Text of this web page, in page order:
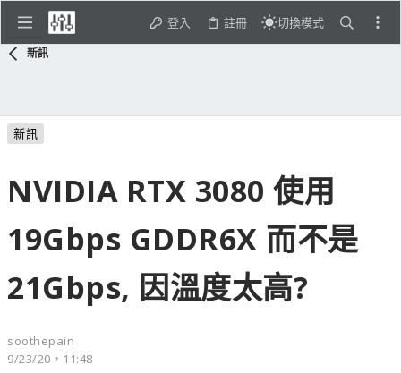
登入 註冊 切換模式
新訊
新訊
NVIDIA RTX 3080 使用
19Gbps GDDR6X 而不是
21Gbps, 因溫度太高?
soothepain
9/23/20，11:48